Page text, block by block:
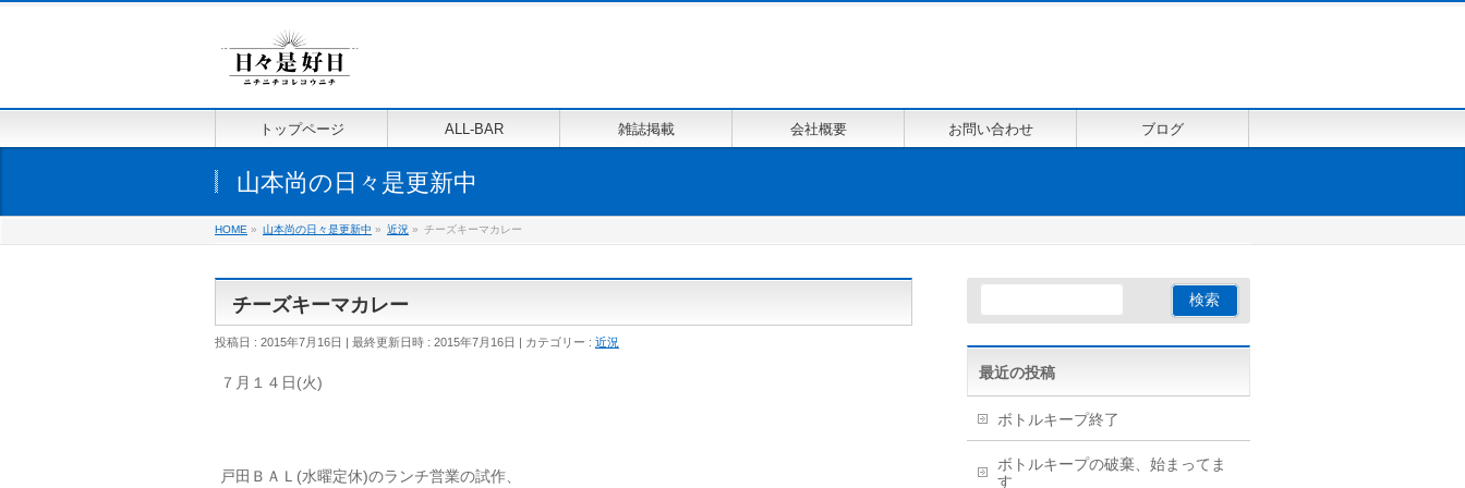
トップページ ALL-BAR 雑誌掲載 会社概要 お問い合わせ ブログ
山本尚の日々是更新中
HOME » 山本尚の日々是更新中 » 近況 » チーズキーマカレー
チーズキーマカレー
投稿日 : 2015年7月16日 最終更新日時 : 2015年7月16日 カテゴリー : 近況
７月１４日(火)
戸田ＢＡＬ(水曜定休)のランチ営業の試作、
最近の投稿
ボトルキープ終了
ボトルキープの破棄、始まってま
す